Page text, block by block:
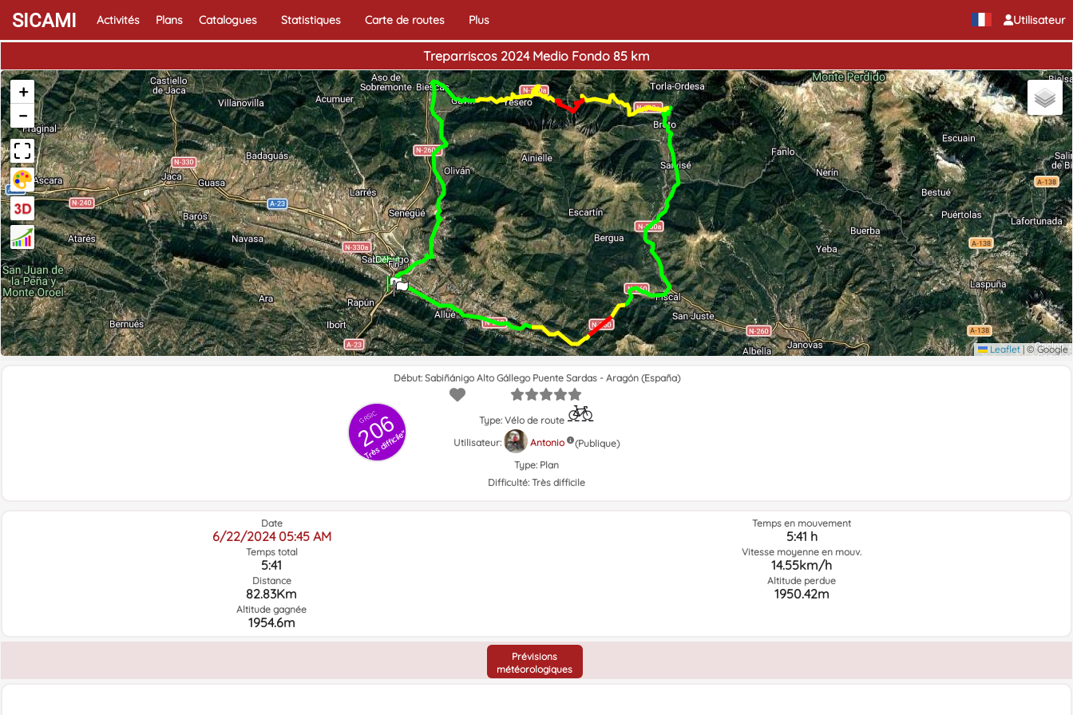
Utilisateur
SICAMI Activités Plans Catalogues Statistiques Carte de routes Plus
Treparriscos 2024 Medio Fondo 85 km
Début
Fin
+
−
Leaflet | © Google
GRSIC
206
Très difficile"
Début: Sabiñánigo Alto Gállego Puente Sardas - Aragón (España)
Type: Vélo de route
Utilisateur:
Antonio
(Publique)
Type: Plan
Difficulté: Très difficile
Date
6/22/2024 05:45 AM
Temps total
5:41
Distance
82.83Km
Altitude gagnée
1954.6m
Temps en mouvement
5:41 h
Vitesse moyenne en mouv.
14.55km/h
Altitude perdue
1950.42m
Prévisions
météorologiques